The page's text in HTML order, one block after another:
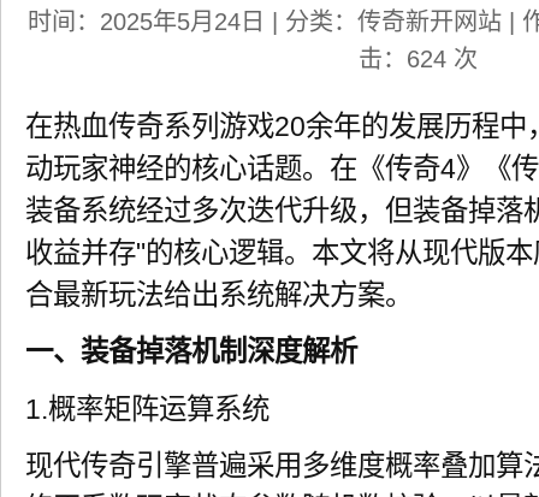
时间：2025年5月24日 | 分类：传奇新开网站 |
击： 624 次
在热血传奇系列游戏20余年的发展历程中
动玩家神经的核心话题。在《传奇4》《
装备系统经过多次迭代升级，但装备掉落
收益并存"的核心逻辑。本文将从现代版
合最新玩法给出系统解决方案。
一、装备掉落机制深度解析
1.概率矩阵运算系统
现代传奇引擎普遍采用多维度概率叠加算